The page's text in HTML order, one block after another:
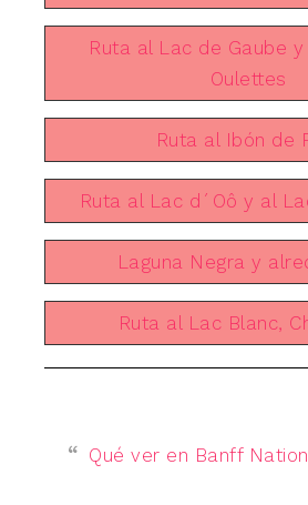
Ruta al Lac de Gaube
Oulettes
Ruta al Ibón de
Ruta al Lac d´Oô y al
Laguna Negra y
Ruta al Lac Blanc,
Qué ver en Banff